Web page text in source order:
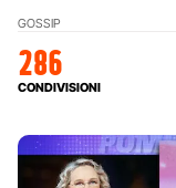
GOSSIP
286
CONDIVISIONI